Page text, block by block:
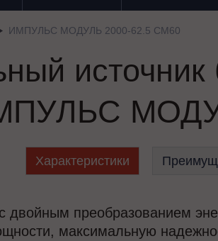
ИМПУЛЬС МОДУЛЬ 2000-62.5 СМ60
источник
Характеристики
двойным преобразованием
максимальную